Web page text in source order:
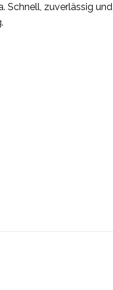
Schnell, zuverlässig und